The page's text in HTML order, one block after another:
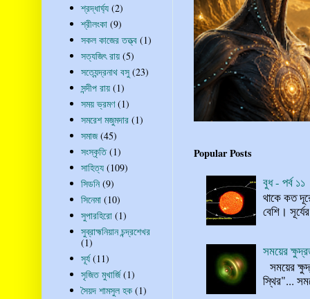
Popular Posts
বুধ - পর্ব ১১
থাকে কত
বেশি।
সময়ের
সময়ের
স্থির"...
শ্রদ্ধার্ঘ্য (2)
শ্রীলংকা (9)
সকল কাজের তত্ত্ব (1)
সত্যজিৎ রায় (5)
সত্যেন্দ্রনাথ বসু (23)
সন্দীপ রায় (1)
সময় ভ্রমণ (1)
সমরেশ মজুমদার (1)
সমাজ (45)
সংস্কৃতি (1)
সাহিত্য (109)
সিডনি (9)
সিনেমা (10)
সুপারহিরো (1)
সুব্রাহ্মনিয়ান চন্দ্রশেখর
(1)
সূর্য (11)
সৃজিত মুখার্জি (1)
সৈয়দ শামসুল হক (1)